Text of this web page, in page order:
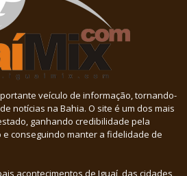
veículo de informação, tornando-
notícias na Bahia. O site é um dos mais
ganhando credibilidade pela
conseguindo manter a fidelidade de
acontecimentos de Iguaí, das cidades